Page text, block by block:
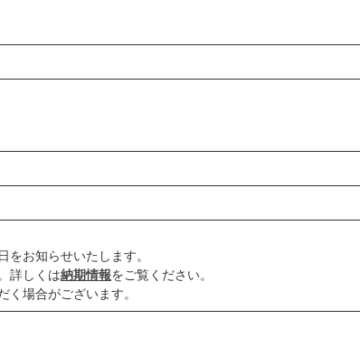
をお知らせいたします。
詳しくは納期情報をご覧ください。
場合がございます。